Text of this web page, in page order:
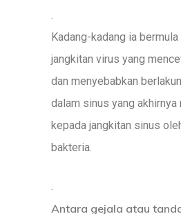
.
Kadang-kadang ia bermula
jangkitan virus yang
dan menyebabkan
dalam sinus yang akhirnya
kepada jangkitan sinus
bakteria.
.
Antara gejala atau